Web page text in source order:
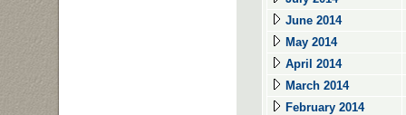
June 2014
May 2014
April 2014
March 2014
February 2014